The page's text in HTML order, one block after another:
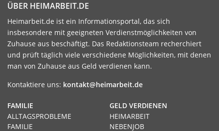
ÜBER HEIMARBEIT.DE
Heimarbeit.de ist ein Informationsportal, das sich
insbesondere mit geeigneten Verdienstmöglichkeiten von
Zuhause aus beschäftigt. Das Redaktionsteam recherchiert
und prüft täglich viele verschiedene Möglichkeiten, mit denen
man von Zuhause aus Geld verdienen kann.
Kontaktiere uns: kontakt@heimarbeit.de
GELD VERDIENEN
HEIMARBEIT
NEBENJOB
FAMILIE
ALLTAGSPROBLEME
FAMILIE